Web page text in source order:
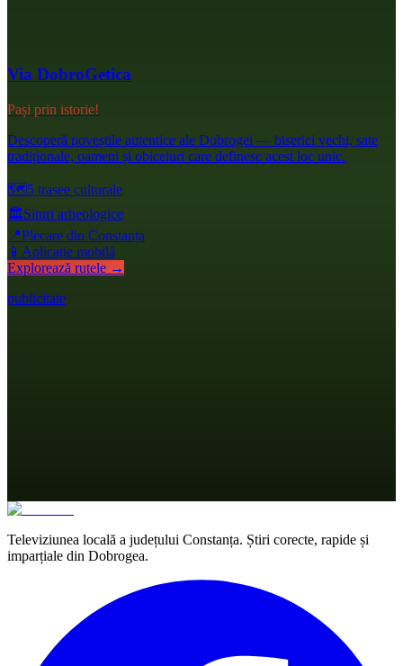
Via DobroGetica
Pași prin istorie!
Descoperă poveștile autentice ale Dobrogei — biserici vechi, sate
tradiționale, oameni și obiceiuri care definesc acest loc unic.
🗺️5 trasee culturale
🏛️Situri arheologice
📍Plecare din Constanța
📱 Aplicație mobilă
Explorează rutele →
publicitate
Televiziunea locală a județului Constanța. Știri corecte, rapide și
imparțiale din Dobrogea.